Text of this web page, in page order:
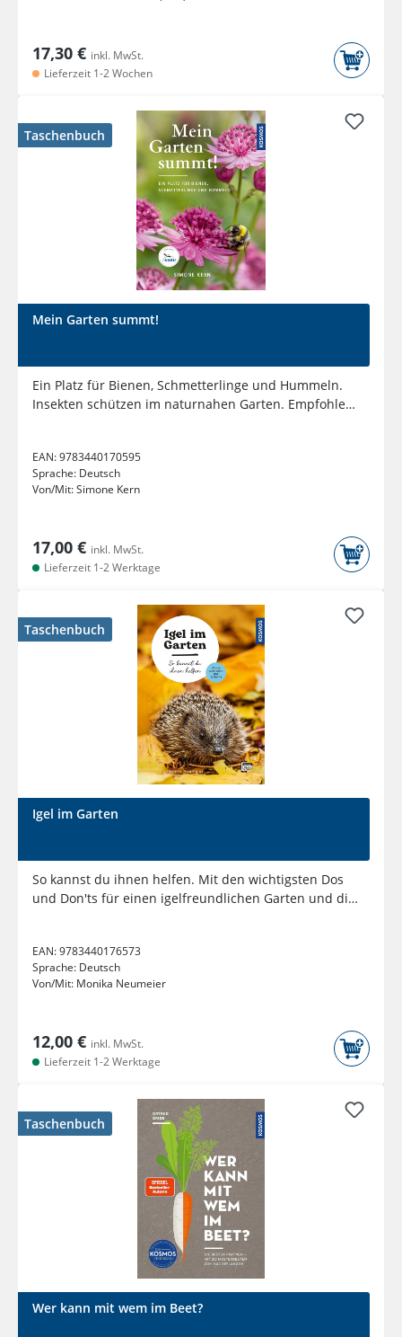
17,30 € inkl. MwSt.
Lieferzeit 1-2 Wochen
Taschenbuch
Mein Garten summt!
Ein Platz für Bienen, Schmetterlinge und Hummeln.
Insekten schützen im naturnahen Garten. Empfohlen
EAN:9783440170595
Sprache: Deutsch
Von/Mit:Simone Kern
17,00 € inkl. MwSt.
Lieferzeit 1-2 Werktage
Taschenbuch
Igel im Garten
So kannst du ihnen helfen. Mit den wichtigsten Dos
und Don'ts für einen igelfreundlichen Garten und die
EAN:9783440176573
Sprache: Deutsch
Von/Mit: Monika Neumeier
12,00 € inkl. MwSt.
Lieferzeit 1-2 Werktage
Taschenbuch
Wer kann mit wem im Beet?